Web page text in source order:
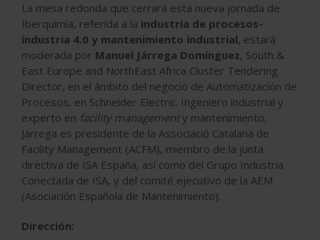
La mesa redonda que cerrará esta nueva jornada de
Iberquimia, referida a la industria de procesos-
industria 4.0 y mantenimiento industrial, estará
moderada por Manuel Járrega Domínguez, South &
East Europe and NorthEast Africa Cluster Tendering
Director, en el ámbito del negocio de Automatización de
Procesos, en Schneider Electric. Ingeniero industrial y
experto en facility managementy mantenimiento,
Járrega es presidente de la Associació Catalana de
Facility Management (ACFM), miembro de la junta
directiva de ISA España, así como del Grupo Industria
Conectada de ISA, y del comité ejecutivo de la AEM
(Asociación Española de Mantenimiento).
Dirección: